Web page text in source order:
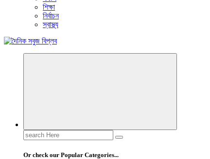
শিক্ষা
নির্বাচন
স্বাস্থ্য
বাংলা নিউজ পেপার
Search
for:
Or check our Popular Categories...